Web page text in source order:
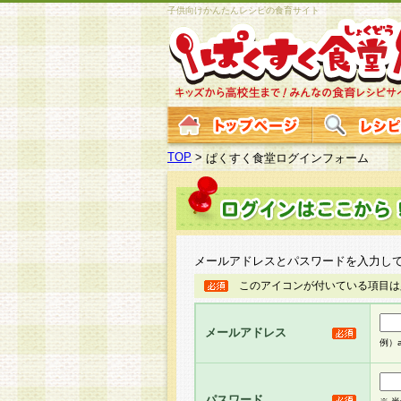
子供向けかんたんレシピの食育サイト
TOP >ぱくすく食堂ログインフォーム
メールアドレスとパスワードを入力し
このアイコンが付いている項目
メールアドレス
例）